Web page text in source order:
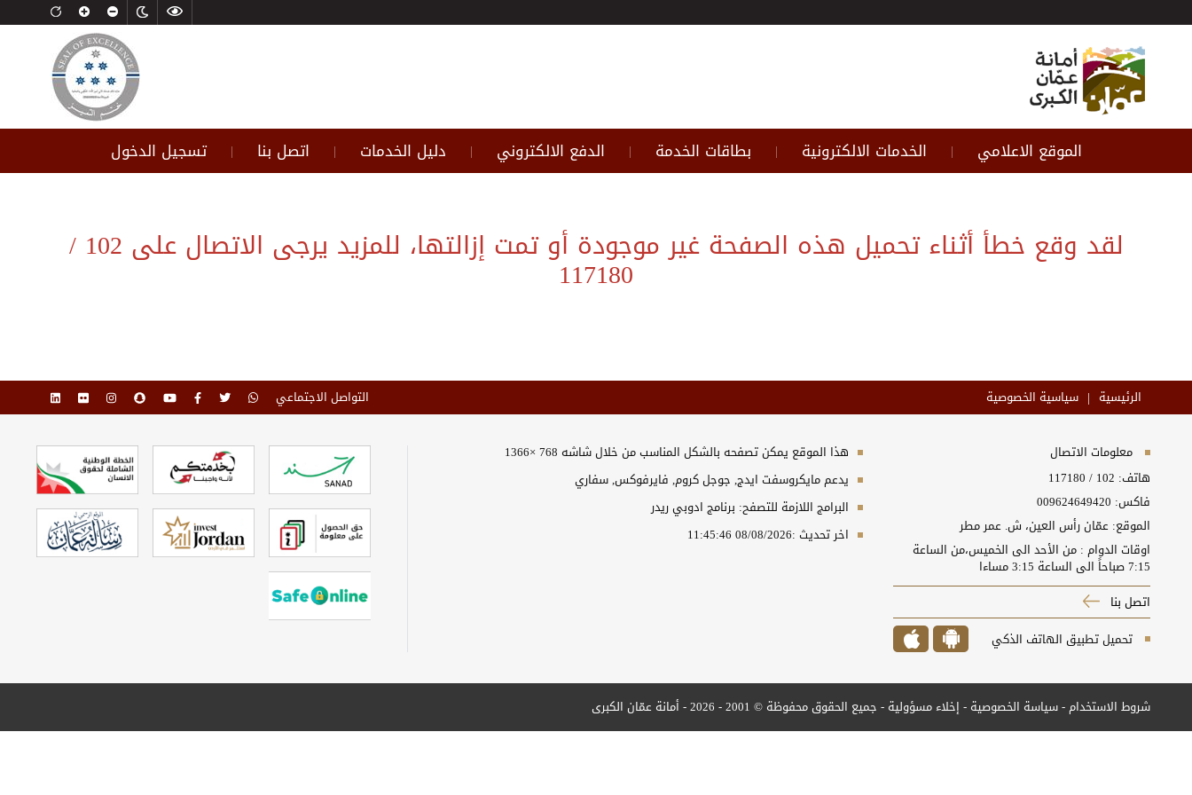
الموقع الاعلامي | الخدمات الالكترونية | بطاقات الخدمة | الدفع الالكتروني | دليل الخدمات | اتصل بنا | تسجيل الدخول
لقد وقع خطأ أثناء تحميل هذه الصفحة غير موجودة أو تمت إزالتها، للمزيد يرجى الاتصال على 102 /
117180
الرئيسية | سياسية الخصوصية التواصل الاجتماعي
معلومات الاتصال
هاتف: 102
/
117180
فاكس: 009624649420
الموقع: عمّان رأس العين، ش. عمر مطر
اوقات الدوام : من الأحد الى الخميس،من الساعة
7:15 صباحاً الى الساعة 3:15 مساءا
اتصل بنا
تحميل تطبيق الهاتف الذكي
هذا الموقع يمكن تصفحه بالشكل المناسب من خلال شاشه 768 ×1366
يدعم مايكروسفت ايدج, جوجل كروم, فايرفوكس, سفاري
البرامج اللازمة للتصفح: برنامج ادوبي ريدر
اخر تحديث :08/08/2026 11:45:46
شروط الاستخدام-سياسة الخصوصية - إخلاء مسؤولية - جميع الحقوق محفوظة © 2001 - 2026 - أمانة عمّان الكبرى